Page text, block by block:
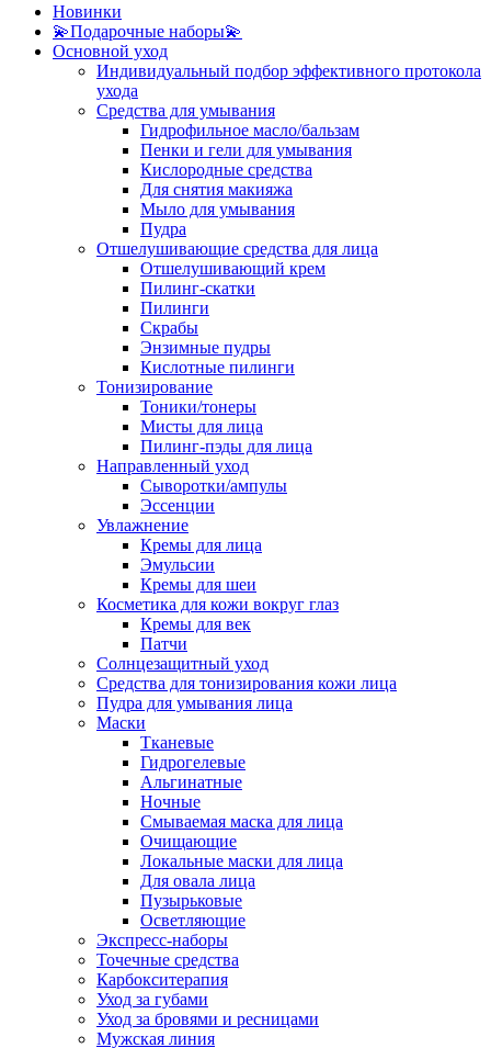
Новинки
💫Подарочные наборы💫
Основной уход
Индивидуальный подбор эффективного протокола
ухода
Средства для умывания
Гидрофильное масло/бальзам
Пенки и гели для умывания
Кислородные средства
Для снятия макияжа
Мыло для умывания
Пудра
Отшелушивающие средства для лица
Отшелушивающий крем
Пилинг-скатки
Пилинги
Скрабы
Энзимные пудры
Кислотные пилинги
Тонизирование
Тоники/тонеры
Мисты для лица
Пилинг-пэды для лица
Направленный уход
Сыворотки/ампулы
Эссенции
Увлажнение
Кремы для лица
Эмульсии
Кремы для шеи
Косметика для кожи вокруг глаз
Кремы для век
Патчи
Солнцезащитный уход
Средства для тонизирования кожи лица
Пудра для умывания лица
Маски
Тканевые
Гидрогелевые
Альгинатные
Ночные
Смываемая маска для лица
Очищающие
Локальные маски для лица
Для овала лица
Пузырьковые
Осветляющие
Экспресс-наборы
Точечные средства
Карбокситерапия
Уход за губами
Уход за бровями и ресницами
Мужская линия